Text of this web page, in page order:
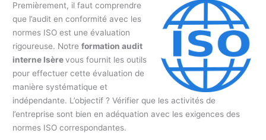
Premièrement, il faut comprendre
que l’audit en conformité avec les
normes ISO est une évaluation
rigoureuse. Notreformation audit
interne Isèrevous fournit les outils
pour effectuer cette évaluation de
manière systématique et
indépendante. L’objectif ? Vérifier que les activités de
l’entreprise sont bien en adéquation avec les exigences des
normes ISO correspondantes.